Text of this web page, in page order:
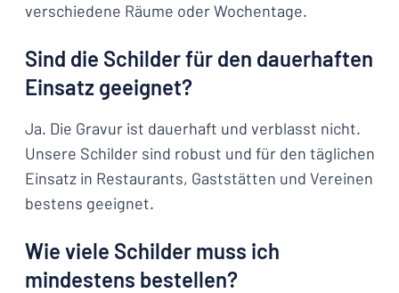
verschiedene Räume oder Wochentage.
Sind die Schilder für den dauerhaften
Einsatz geeignet?
Ja. Die Gravur ist dauerhaft und verblasst nicht.
Unsere Schilder sind robust und für den täglichen
Einsatz in Restaurants, Gaststätten und Vereinen
bestens geeignet.
Wie viele Schilder muss ich
mindestens bestellen?